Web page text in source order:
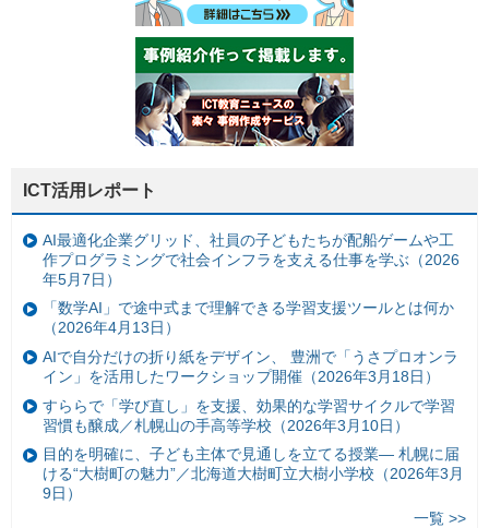
ICT活用レポート
AI最適化企業グリッド、社員の子どもたちが配船ゲームや工
作プログラミングで社会インフラを支える仕事を学ぶ（2026
年5月7日）
「数学AI」で途中式まで理解できる学習支援ツールとは何か
（2026年4月13日）
AIで自分だけの折り紙をデザイン、 豊洲で「うさプロオンラ
イン」を活用したワークショップ開催（2026年3月18日）
すららで「学び直し」を支援、効果的な学習サイクルで学習
習慣も醸成／札幌山の手高等学校（2026年3月10日）
目的を明確に、子ども主体で見通しを立てる授業— 札幌に届
ける“大樹町の魅力”／北海道大樹町立大樹小学校（2026年3月
9日）
一覧 >>